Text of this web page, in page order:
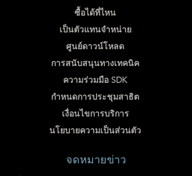
ซื้อได้ที่ไหน
เป็นตัวแทนจำหน่าย
ศูนย์ดาวน์โหลด
การสนับสนุนทางเทคนิค
ความร่วมมือ SDK
กำหนดการประชุมสาธิต
เงื่อนไขการบริการ
นโยบายความเป็นส่วนตัว
จดหมายข่าว